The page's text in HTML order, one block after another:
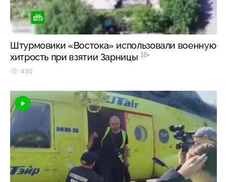
Штурмовики «Востока» использовали военную
хитрость при взятии Зарницы 16+
430